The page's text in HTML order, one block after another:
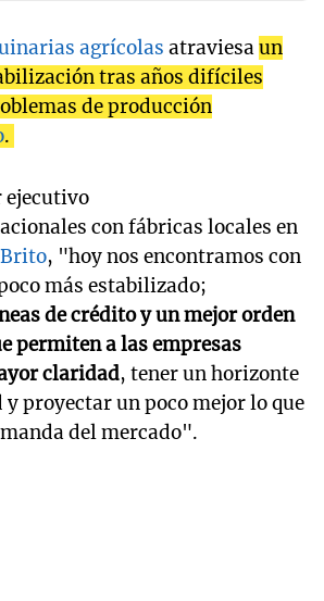
agrícolas atraviesaun
tras años difíciles
de producción
.
ejecutivo
con fábricas locales en
, "hoy nos encontramos con
más estabilizado;
de crédito y un mejor orden
permiten a las empresas
claridad, tener un horizonte
proyectar un poco mejor lo que
del mercado".